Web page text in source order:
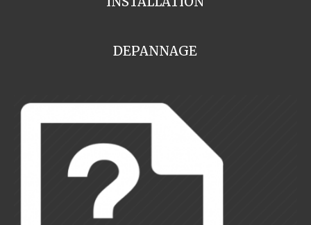
DEPANNAGE